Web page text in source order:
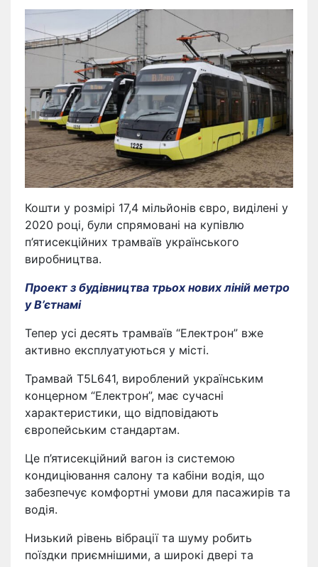
Кошти у розмірі 17,4 мільйонів євро, виділені у
2020 році, були спрямовані на купівлю
п’ятисекційних трамваїв українського
виробництва.
Проект з будівництва трьох нових ліній метро
у В’єтнамі
Тепер усі десять трамваїв “Електрон” вже
активно експлуатуються у місті.
Трамвай T5L641, вироблений українським
концерном “Електрон”, має сучасні
характеристики, що відповідають
європейським стандартам.
Це п’ятисекційний вагон із системою
кондиціювання салону та кабіни водія, що
забезпечує комфортні умови для пасажирів та
водія.
Низький рівень вібрації та шуму робить
поїздки приємнішими, а широкі двері та